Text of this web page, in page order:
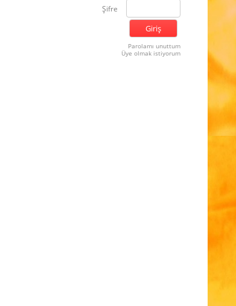
Şifre
Parolamı unuttum
Üye olmak istiyorum